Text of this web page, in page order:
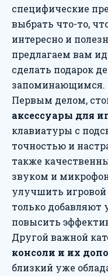
специфические
выбрать что-то,
интересно и
предлагаем вам
сделать подарок
запоминающимся.
Первым делом,
аксессуары для
клавиатуры с
точностью и
также
звуком и
улучшить
только добавляют
повысить
Другой важной
консоли и их
близкий уже